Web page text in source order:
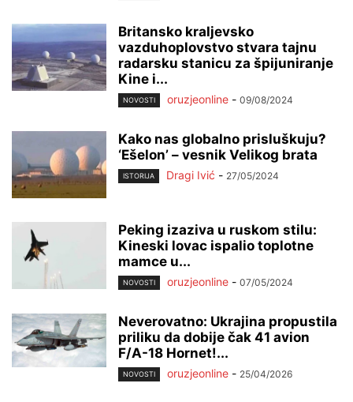
Britansko kraljevsko
vazduhoplovstvo stvara tajnu
radarsku stanicu za špijuniranje
Kine i...
NOVOSTI oruzjeonline - 09/08/2024
Kako nas globalno prisluškuju?
‘Ešelon’ – vesnik Velikog brata
ISTORIJA Dragi Ivić - 27/05/2024
Peking izaziva u ruskom stilu:
Kineski lovac ispalio toplotne
mamce u...
NOVOSTI oruzjeonline - 07/05/2024
Neverovatno: Ukrajina propustila
priliku da dobije čak 41 avion
F/A-18 Hornet!...
NOVOSTI oruzjeonline - 25/04/2026